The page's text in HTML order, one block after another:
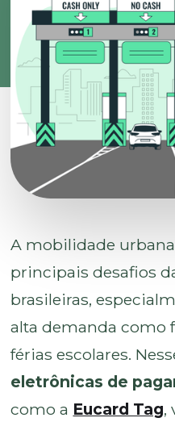
A mobilidade
principais desafios
brasileiras,
alta demanda como
férias escolares.
eletrônicas de
como a Eucard Tag,